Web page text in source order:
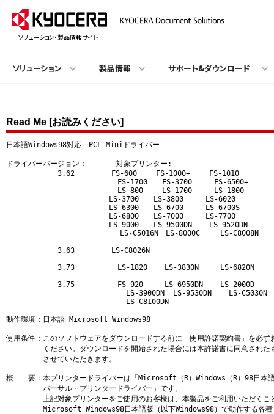
ソリューション・製品情報サイト
ソリューション 製品情報 サポート&ダウンロード
Read Me [お読みください]
日本語Windows98対応　PCL-Miniドライバー
ドライバーバージョン：　　　　対象プリンター:
3.62　　　　　FS-600　　 FS-1000+　　 FS-1010
FS-1700　　FS-3700　　　FS-6500+
LS-800　　 LS-1700　　　LS-1800
LS-3700　　LS-3800　　　LS-6020
LS-6300　　LS-6700　　　LS-6700S
LS-6800　　LS-7000　　　LS-7700
LS-9000　　LS-9500DN    LS-9520DN
                  　　　　　LS-C5016N　LS-8000C　   LS-C8008N
3.63　　　　　LS-C8026N
3.73          LS-1820    LS-3830N     LS-6820N
3.75          FS-920     LS-6950DN    LS-2000D
                            LS-3900DN  LS-9530DN    LS-C5030N
                            LS-C8100DN
動作環境：日本語 Microsoft Windows98
使用条件：このソフトウェアをダウンロードする前に「使用許諾契約書」を必ず
ください。ダウンロードを開始された場合には本許諾書に同意された
させていただきます。
概　　要：本プリンタードライバーは「Microsoft（R）Windows（R）98日本
バーサル・プリンタードライバー」です。
上記対象プリンターをご使用のお客様は、本製品をご利用いただくこ
Microsoft Windows98日本語版（以下Windows98）で動作する各種